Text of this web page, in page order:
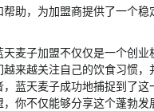
助，为加盟商提供了一个稳
天麦子加盟不仅仅是一个创
越来越关注自己的饮食习惯
，蓝天麦子成功地捕捉到了
，你不仅能够分享这个蓬勃